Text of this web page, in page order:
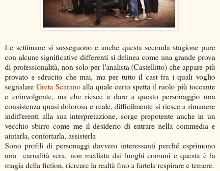
Le settimane si susseguono e anche questa seconda stagione pure
con alcune significative differenti si delinea come una grande prova
di professionalità, non solo per l'analista (Castellitto) che appare più
provato e sdrucito che mai, ma per tutto il cast fra i quali voglio
segnalare Greta Scaranoalla quale certo spetta il ruolo più toccante
e coinvolgente, ma che riesce a dare a questo personaggio una
consistenza quasi dolorosa e reale, difficilmente si riesce a rimanere
indifferenti alla sua interpretazione, sorge prepotente anche in un
vecchio sbirro come me il desiderio di entrare nella commedia e
aiutarla, confortarla, assisterla
Sono profili di personaggi davvero interessanti perché esprimono
una carnalità vera, non mediata dai luoghi comuni e questa è la
magia della fiction, ricreare la realtà fino a fartela respirare e temere.